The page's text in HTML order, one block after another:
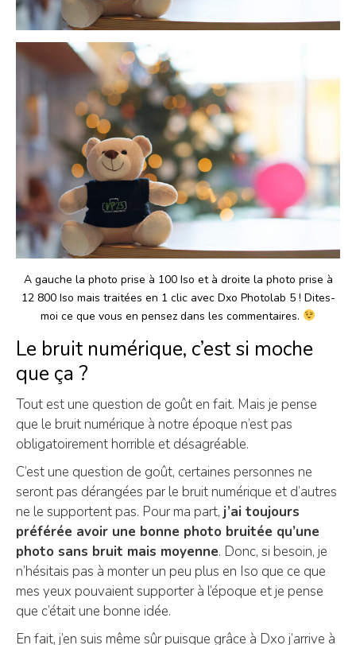
A gauche la photo prise à 100 Iso et à droite la photo prise à
12 800 Iso mais traitées en 1 clic avec Dxo Photolab 5 ! Dites-
moi ce que vous en pensez dans les commentaires.
Le bruit numérique, c’est si moche
que ça ?
Tout est une question de goût en fait. Mais je pense
que le bruit numérique à notre époque n’est pas
obligatoirement horrible et désagréable.
C’est une question de goût, certaines personnes ne
seront pas dérangées par le bruit numérique et d’autres
ne le supportent pas. Pour ma part, j’ai toujours
préférée avoir une bonne photo bruitée qu’une
photo sans bruit mais moyenne. Donc, si besoin, je
n’hésitais pas à monter un peu plus en Iso que ce que
mes yeux pouvaient supporter à l’époque et je pense
que c’était une bonne idée.
En fait, j’en suis même sûr puisque grâce à Dxo j’arrive à